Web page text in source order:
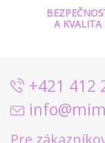
A KVALITA
+421 412